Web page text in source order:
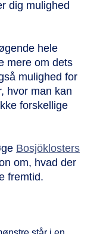
dig mulighed
hele
mere om dets
mulighed for
hvor man kan
forskellige
Bosjöklosters
om, hvad der
fremtid.